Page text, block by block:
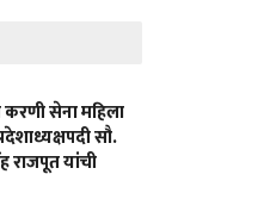
करणी सेना महिला
सौ.
राजपूत यांची